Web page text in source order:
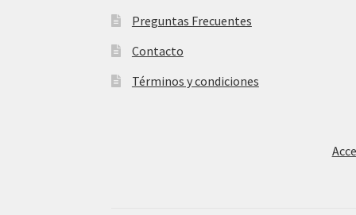
Preguntas Frecuentes
Contacto
Términos y condiciones